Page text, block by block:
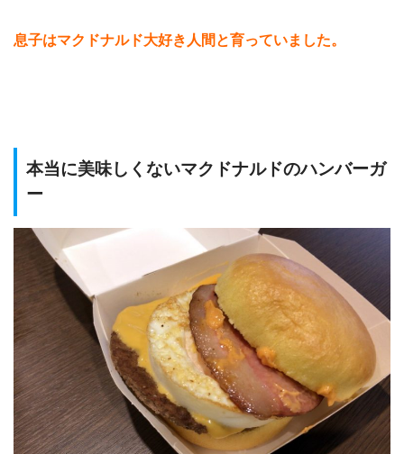
息子はマクドナルド大好き人間と育っていました。
本当に美味しくないマクドナルドのハンバーガ
ー